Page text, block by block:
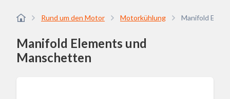
Rund um den Motor Motorkühlung Manifold
Manifold Elements und
Manschetten